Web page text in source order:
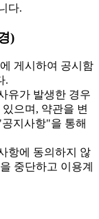
다.
)
게시하여 공시함
.
유가 발생한 경우
으며, 약관을 변
지사항"을 통해
항에 동의하지 않
중단하고 이용계